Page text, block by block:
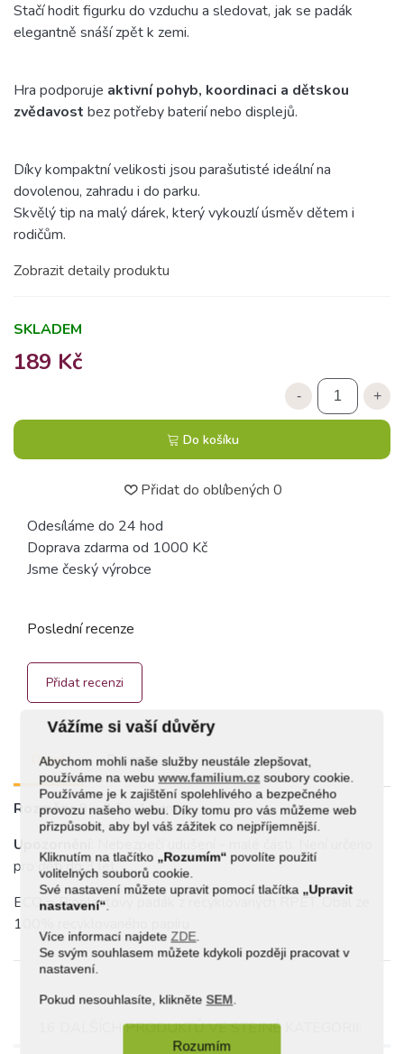
Vážíme si vaší důvěry
Abychom mohli naše služby neustále zlepšovat,
používáme na webuwww.familium.cz soubory cookie.
Používáme je k zajištění spolehlivého a bezpečného
provozu našeho webu. Díky tomu pro vás můžeme web
přizpůsobit, aby byl váš zážitek co nejpříjemnější.
Kliknutím na tlačítko „Rozumím“ povolíte použití
volitelných souborů cookie.
Své nastavení můžete upravit pomocí tlačítka „Upravit
nastavení“
Více informací najdete ZDE
Se svým souhlasem můžete kdykoli později pracovat v
nastavení.
Pokud nesouhlasíte, klikněte SEM
Rozumím
Stačí hodit figurku do vzduchu a sledovat, jak se padák
elegantně snáší zpět k zemi.
Hra podporuje aktivní pohyb, koordinaci a dětskou
zvědavost bez potřeby baterií nebo displejů.
Díky kompaktní velikosti jsou parašutisté ideální na
dovolenou, zahradu i do parku.
Skvělý tip na malý dárek, který vykouzlí úsměv dětem i
rodičům.
Zobrazit detaily produktu
SKLADEM
189 Kč
- +
Do košíku
Přidat do oblíbených 0
Odesíláme do 24 hod
Doprava zdarma od 1000 Kč
Jsme český výrobce
Detail Recenze
Rozměry: 9 x 3,5 x 14 cm
Upozornění
pro děti do 3 let.
ECO = Bioplastový padák z recyklovaných RPET. Obal ze
100% recyklovaného papíru
Poslední recenze
Přidat recenzi
16 DALŠÍCH PRODUKTŮ VE STEJNÉ KATEGORII: